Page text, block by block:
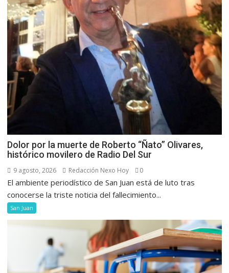
Dolor por la muerte de Roberto “Ñato” Olivares,
histórico movilero de Radio Del Sur
9 agosto, 2026 Redacción Nexo Hoy 0
El ambiente periodístico de San Juan está de luto tras
conocerse la triste noticia del fallecimiento...
San Juan